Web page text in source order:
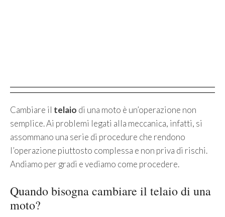
Cambiare il telaio di una moto è un’operazione non
semplice. Ai problemi legati alla meccanica, infatti, si
assommano una serie di procedure che rendono
l’operazione piuttosto complessa e non priva di rischi.
Andiamo per gradi e vediamo come procedere.
Quando bisogna cambiare il telaio di una
moto?